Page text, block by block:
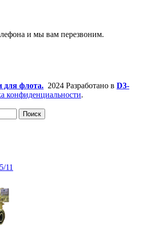
и мы вам перезвоним.
для флота. 2024 Разработано в D3-
конфиденциальности.
Поиск
11